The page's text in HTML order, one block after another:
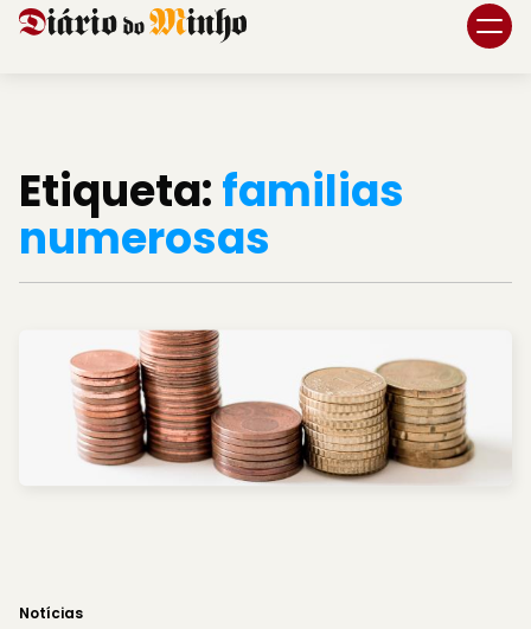
Etiqueta:familias
numerosas
Notícias